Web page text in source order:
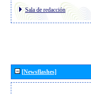
Sala de redacción
[Newsflashes]